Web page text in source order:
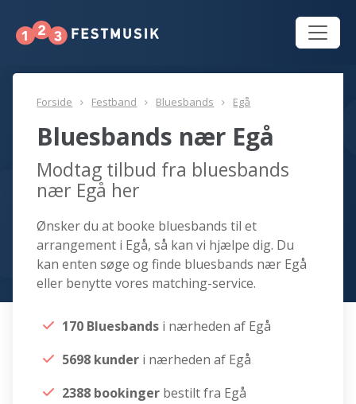
Forside Festband Bluesbands Egå
Bluesbands nær Egå
Modtag tilbud fra bluesbands
nær Egå her
Ønsker du at booke bluesbands til et
arrangement i Egå, så kan vi hjælpe dig. Du
kan enten søge og finde bluesbands nær Egå
eller benytte vores matching-service.
170 Bluesbands i nærheden af Egå
5698 kunder i nærheden af Egå
2388 bookinger bestilt fra Egå